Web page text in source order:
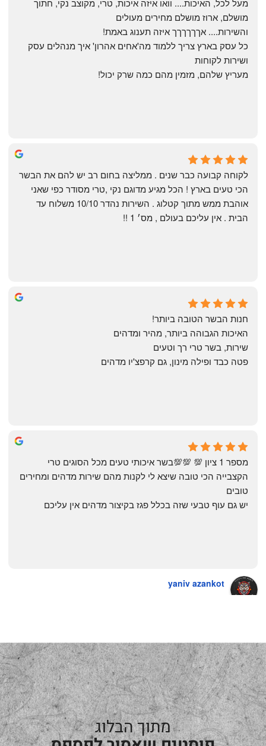
Shahaf Bendarker
6 months ago
מושלם, ארוז מושלם מחירים מעולים
והשירות.... אךךךךךך איזה תענוג באמת!
ושירות לקוחות
מעריץ שלהם, מזמין מהם כמה שרק יכול!
Annael Annael
8 months ago
הבית . אין עליכם בעולם , מס׳ 1 !!
The Artechology
a year ago
חנות הבשר הטובה ביותר!
האיכות הגבוהה ביותר, מהיר ומדהים
שירות, בשר טרי רך וטעים
פטה כבד ופילה מינון, גם קרפצ'יו מדהים
yaniv azankot
טובים
יש גם עוף טבעי שזה בכלל פגז בקיצור מדהים אין עליכם
מתוך הבלוג